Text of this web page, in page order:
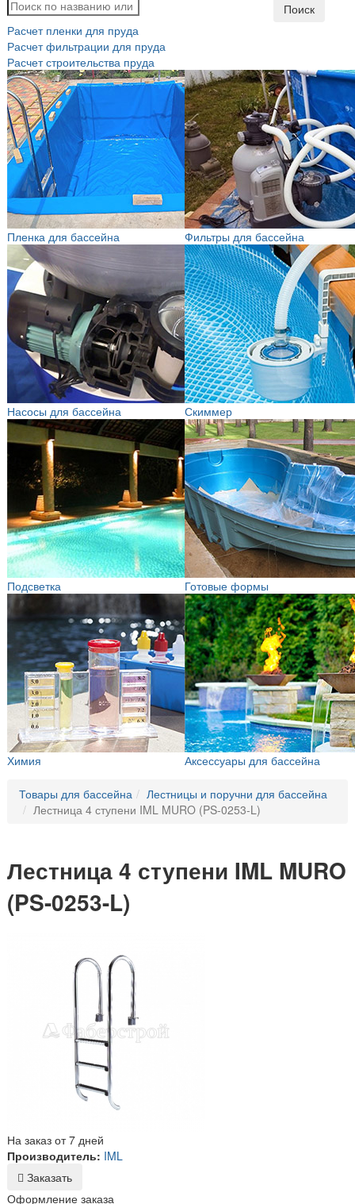
Поиск
Расчет пленки для пруда
Расчет фильтрации для пруда
Расчет строительства пруда
Пленка для бассейна Фильтры для бассейна
Насосы для бассейна Скиммер
Подсветка Готовые формы
Химия Аксессуары для бассейна
Товары для бассейна
Лестницы и поручни для бассейна
Лестница 4 ступени IML MURO (PS-0253-L)
Лестница 4 ступени IML MURO
(PS-0253-L)
На заказ от 7 дней
Производитель: IML
Заказать
Оформление заказа